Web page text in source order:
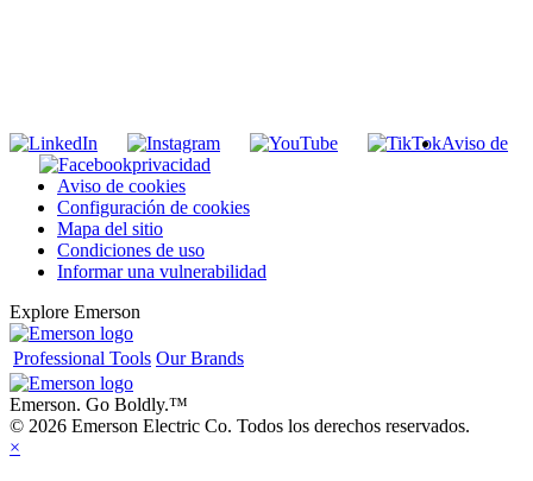
Aviso de
privacidad
Aviso de cookies
Configuración de cookies
Mapa del sitio
Condiciones de uso
Informar una vulnerabilidad
Explore Emerson
Professional Tools Our Brands
Emerson. Go Boldly.™
© 2026 Emerson Electric Co. Todos los derechos reservados.
×